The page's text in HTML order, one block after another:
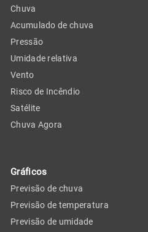
Chuva
Acumulado de chuva
Pressão
Umidade relativa
Vento
Risco de Incêndio
Satélite
Chuva Agora
Gráficos
Previsão de chuva
Previsão de temperatura
Previsão de umidade